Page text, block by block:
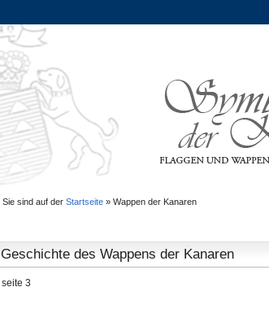
Sie sind auf der Startseite» Wappen der Kanaren
Geschichte des Wappens der Kanaren
seite 3